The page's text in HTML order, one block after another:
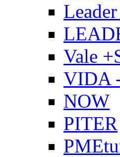
Vale
VIDA
NOW
PITER